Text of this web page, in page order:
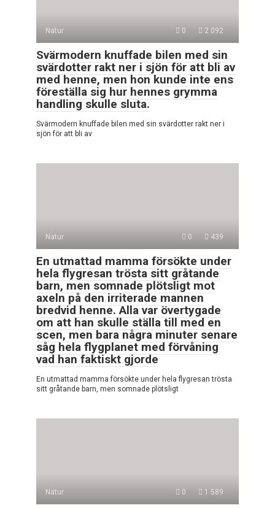
Natur 0 2 092
Svärmodern knuffade bilen med sin
svärdotter rakt ner i sjön för att bli av
med henne, men hon kunde inte ens
föreställa sig hur hennes grymma
handling skulle sluta.
Svärmodern knuffade bilen med sin svärdotter rakt ner i
sjön för att bli av
Natur 0 439
En utmattad mamma försökte under
hela flygresan trösta sitt gråtande
barn, men somnade plötsligt mot
axeln på den irriterade mannen
bredvid henne. Alla var övertygade
om att han skulle ställa till med en
scen, men bara några minuter senare
såg hela flygplanet med förvåning
vad han faktiskt gjorde
En utmattad mamma försökte under hela flygresan trösta
sitt gråtande barn, men somnade plötsligt
Natur 0 1 589